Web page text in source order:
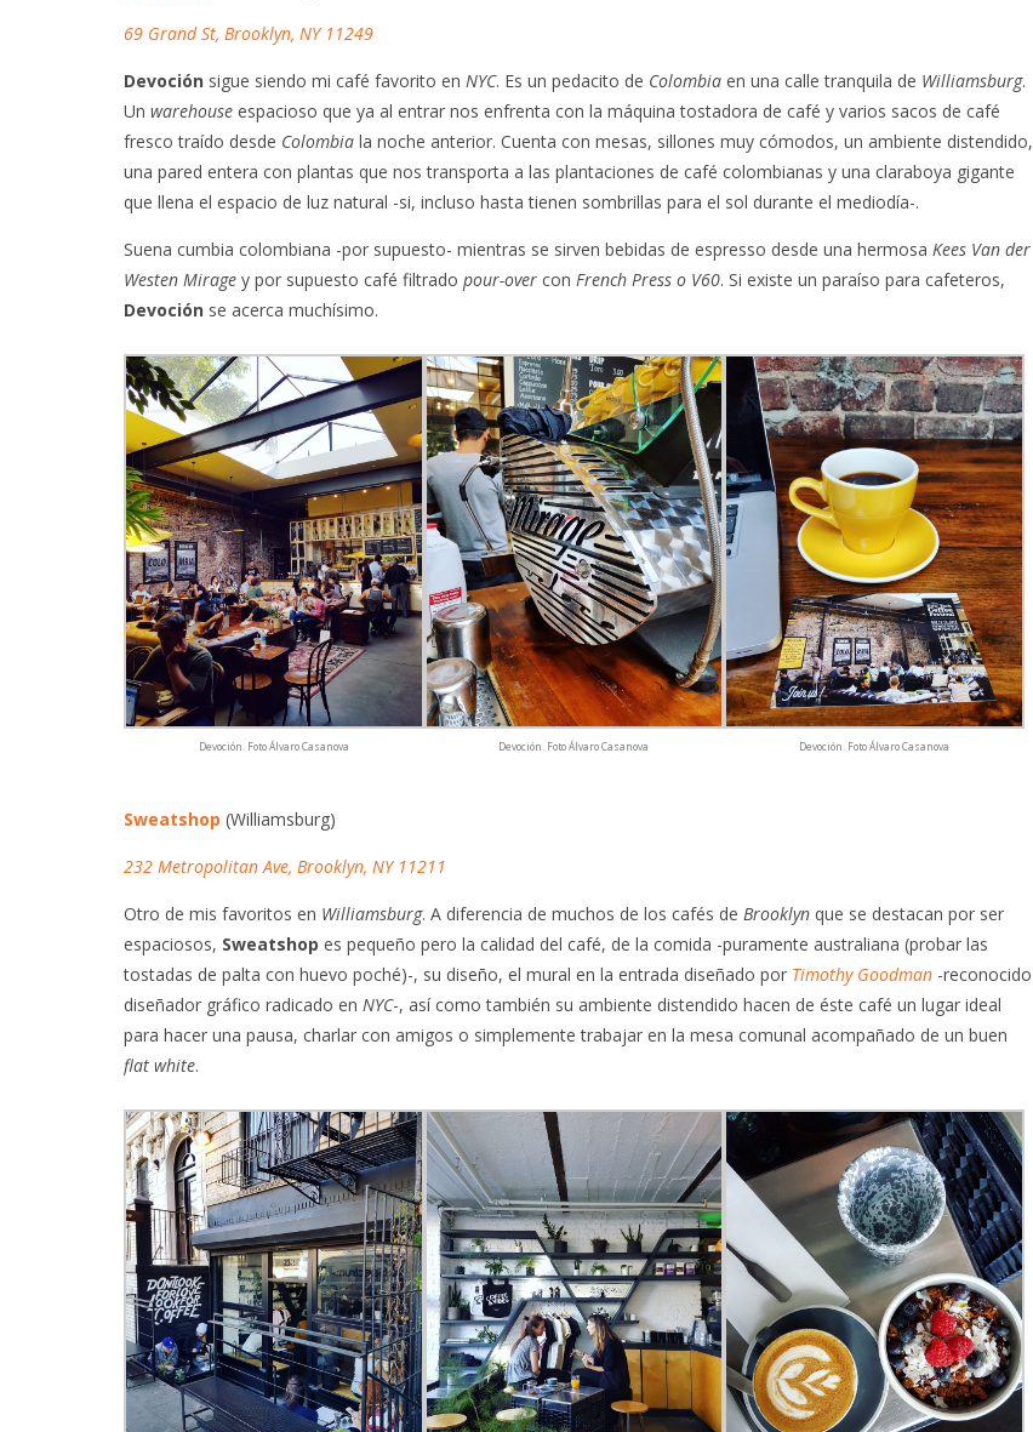
69 Grand St, Brooklyn, NY 11249
Devoción sigue siendo mi café favorito en NYC. Es un pedacito de Colombia en una calle tranquila de Williamsburg.
Un warehouse espacioso que ya al entrar nos enfrenta con la máquina tostadora de café y varios sacos de café
fresco traído desde Colombia la noche anterior. Cuenta con mesas, sillones muy cómodos, un ambiente distendido,
una pared entera con plantas que nos transporta a las plantaciones de café colombianas y una claraboya gigante
que llena el espacio de luz natural -si, incluso hasta tienen sombrillas para el sol durante el mediodía-.
Suena cumbia colombiana -por supuesto- mientras se sirven bebidas de espresso desde una hermosa Kees Van der
Westen Mirage y por supuesto café filtrado pour-over con French Press o V60. Si existe un paraíso para cafeteros,
Devoción se acerca muchísimo.
Devoción. Foto Álvaro Casanova Devoción. Foto Álvaro Casanova Devoción. Foto Álvaro Casanova
Sweatshop (Williamsburg)
232 Metropolitan Ave, Brooklyn, NY 11211
Otro de mis favoritos en Williamsburg. A diferencia de muchos de los cafés de Brooklyn que se destacan por ser
espaciosos, Sweatshop es pequeño pero la calidad del café, de la comida -puramente australiana (probar las
tostadas de palta con huevo poché)-, su diseño, el mural en la entrada diseñado por Timothy Goodman -reconocido
diseñador gráfico radicado en NYC-, así como también su ambiente distendido hacen de éste café un lugar ideal
para hacer una pausa, charlar con amigos o simplemente trabajar en la mesa comunal acompañado de un buen
flat white.